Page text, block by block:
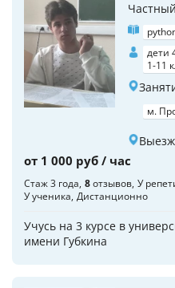
дети
1-11
м.
от 1 000 руб / час
Стаж 3 года 8отзывов У
У ученика Дистанционно
Учусь на 3 курсе в
имени Губкина